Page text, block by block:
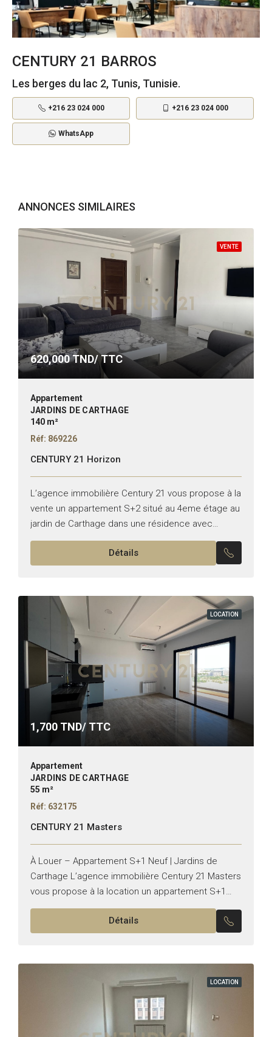
CENTURY 21 BARROS
Les berges du lac 2, Tunis, Tunisie.
+216 23 024 000 +216 23 024 000
WhatsApp
ANNONCES SIMILAIRES
VENTE
620,000TND/ TTC
Appartement
JARDINS DE CARTHAGE
140 m²
Réf: 869226
CENTURY 21 Horizon
L’agence immobilière Century 21 vous propose à la
vente un appartement S+2 situé au 4eme étage au
jardin de Carthage dans une résidence avec
ascensseur. ✨ l’appartement se compose de *
Détails
LOCATION
1,700 TND/ TTC
Appartement
JARDINS DE CARTHAGE
55 m²
Réf: 632175
CENTURY 21 Masters
À Louer – Appartement S+1 Neuf | Jardins de
Carthage L’agence immobilière Century 21 Masters
vous propose à la location un appartement S+1
neuf, jamais habité, d’une superficie de 55 m²,
Détails
LOCATION